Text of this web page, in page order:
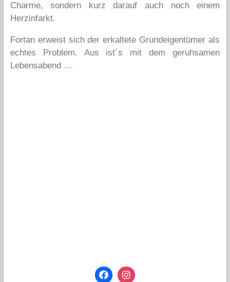
Charme, sondern kurz darauf auch noch einem
Herzinfarkt.
Fortan erweist sich der erkaltete Grundeigentümer als
echtes Problem. Aus ist´s mit dem geruhsamen
Lebensabend …